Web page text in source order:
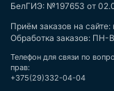
БелГИЭ: №197653 от
Приём заказов на сайте:
Обработка заказов: ПН-
Телефон для связи по
прав:
+375(29)332-04-04